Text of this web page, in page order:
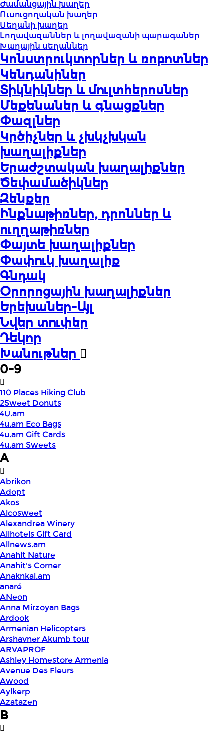
Ժամանցային խաղեր
Ուսուցողական խաղեր
Սեղանի խաղեր
Լողավազաններ և լողավազանի պարագաներ
Խաղային սեղաններ
Կոնստրուկտորներ և ռոբոտներ
Կենդանիներ
Տիկնիկներ և մուլտհերոսներ
Մեքենաներ և գնացքներ
Փազլներ
Կրծիչներ և չխկչխկան
խաղալիքներ
Երաժշտական խաղալիքներ
Ծեփամածիկներ
Զենքեր
Ինքնաթիռներ, դրոններ և
ուղղաթիռներ
Փայտե խաղալիքներ
Փափուկ խաղալիք
Գնդակ
Օրորոցային խաղալիքներ
Երեխաներ-Այլ
Նվեր տուփեր
Դեկոր
Խանութներ
0-9
110 Places Hiking Club
2Sweet Donuts
4U.am
4u.am Eco Bags
4u.am Gift Cards
4u.am Sweets
A
Abrikon
Adopt
Akos
Alcosweet
Alexandrea Winery
Allhotels Gift Card
Allnews.am
Anahit Nature
Anahit's Corner
Anaknkal.am
anaré
ANeon
Anna Mirzoyan Bags
Ardook
Armenian Helicopters
Arshavner Akumb tour
ARVAPROF
Ashley Homestore Armenia
Avenue Des Fleurs
Awood
Aylkerp
Azatazen
B